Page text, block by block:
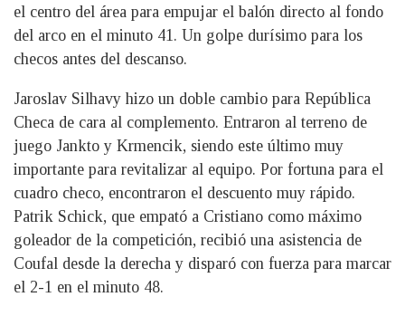
el centro del área para empujar el balón directo al fondo
del arco en el minuto 41. Un golpe durísimo para los
checos antes del descanso.
Jaroslav Silhavy hizo un doble cambio para República
Checa de cara al complemento. Entraron al terreno de
juego Jankto y Krmencik, siendo este último muy
importante para revitalizar al equipo. Por fortuna para el
cuadro checo, encontraron el descuento muy rápido.
Patrik Schick, que empató a Cristiano como máximo
goleador de la competición, recibió una asistencia de
Coufal desde la derecha y disparó con fuerza para marcar
el 2-1 en el minuto 48.